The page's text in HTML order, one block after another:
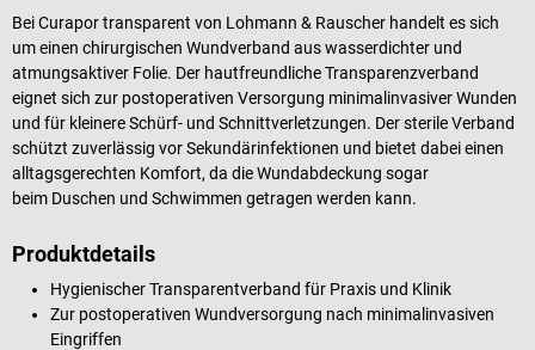
Bei Curapor transparent von Lohmann & Rauscher handelt es sich
um einen chirurgischen Wundverband aus wasserdichter und
atmungsaktiver Folie. Der hautfreundliche Transparenzverband
eignet sich zur postoperativen Versorgung minimalinvasiver Wunden
und für kleinere Schürf- und Schnittverletzungen. Der sterile Verband
schützt zuverlässig vor Sekundärinfektionen und bietet dabei einen
alltagsgerechten Komfort, da die Wundabdeckung sogar
beim Duschen und Schwimmen getragen werden kann.
Produktdetails
Hygienischer Transparentverband für Praxis und Klinik
Zur postoperativen Wundversorgung nach minimalinvasiven
Eingriffen